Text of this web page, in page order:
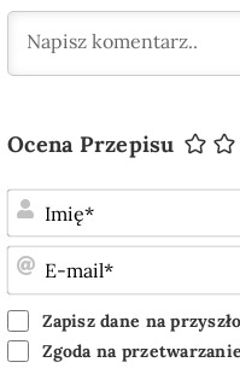
Ocena Przepisu
Zapisz dane na
Zgoda na